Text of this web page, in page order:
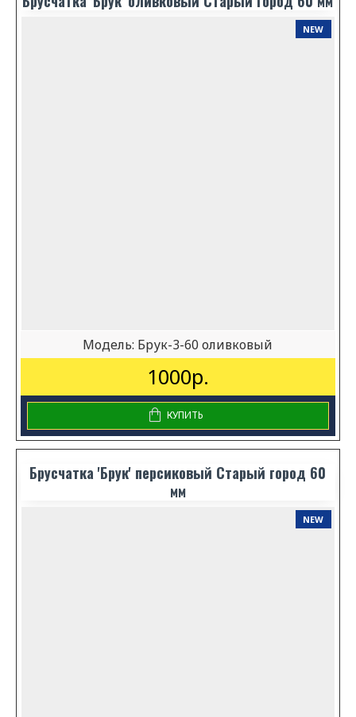
NEW
Модель: Брук-3-60 оливковый
1000р.
КУПИТЬ
Брусчатка 'Брук' персиковый Старый город 60
мм
NEW